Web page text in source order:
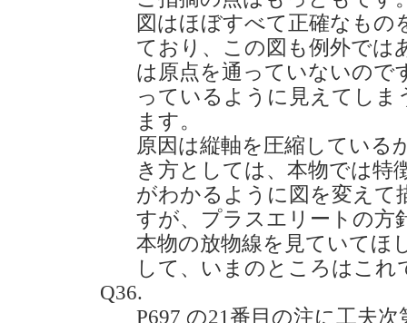
図はほぼすべて正確なもの
ており、この図も例外では
は原点を通っていないので
っているように見えてし
ます。
原因は縦軸を圧縮している
き方としては、本物では特
がわかるように図を変えて
すが、プラスエリートの方
本物の放物線を見ていてほ
して、いまのところはこれ
Q36.
P697 の21番目の注に工夫